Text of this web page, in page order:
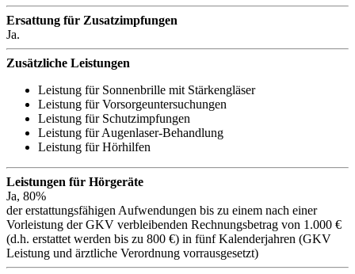
Ersattung für Zusatzimpfungen
Ja.
Zusätzliche Leistungen
Leistung für Sonnenbrille mit Stärkengläser
Leistung für Vorsorgeuntersuchungen
Leistung für Schutzimpfungen
Leistung für Augenlaser-Behandlung
Leistung für Hörhilfen
Leistungen für Hörgeräte
Ja, 80%
der erstattungsfähigen Aufwendungen bis zu einem nach einer
Vorleistung der GKV verbleibenden Rechnungsbetrag von 1.000 €
(d.h. erstattet werden bis zu 800 €) in fünf Kalenderjahren (GKV
Leistung und ärztliche Verordnung vorrausgesetzt)